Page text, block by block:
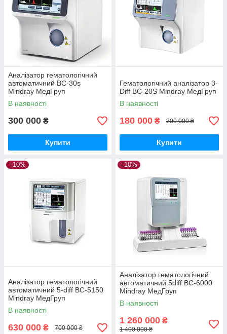
Аналізатор гематологічний
автоматичний ВС-30s
Mindray МедГруп
В наявності
300 000 ₴
Купити
Гематологічний аналізатор 3-
Diff BC-20S Mindray МедГруп
В наявності
180 000 ₴ 200 000 ₴
Купити
–10%
Аналізатор гематологічний
автоматичний 5-diff BC-5150
Mindray МедГруп
В наявності
630 000 ₴ 700 000 ₴
–10%
Аналізатор гематологічний
автоматичний 5diff ВС-6000
Mindray МедГруп
В наявності
1 260 000 ₴
1 400 000 ₴